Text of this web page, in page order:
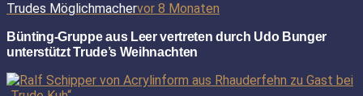
Trudes Möglichmachervor 8 Monaten
Bünting-Gruppe aus Leer vertreten durch Udo Bunger
unterstützt Trude’s Weihnachten